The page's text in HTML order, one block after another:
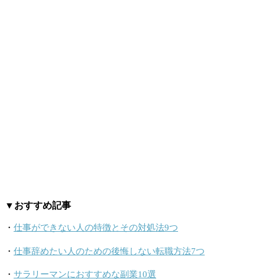
▼おすすめ記事
・ 仕事ができない人の特徴とその対処法9つ
・ 仕事辞めたい人のための後悔しない転職方法7つ
・ サラリーマンにおすすめな副業10選